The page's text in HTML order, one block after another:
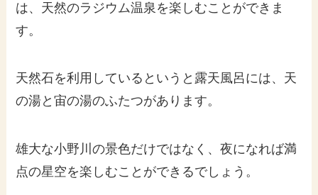
は、天然のラジウム温泉を楽しむことができま
す。
天然石を利用しているというと露天風呂には、天
の湯と宙の湯のふたつがあります。
雄大な小野川の景色だけではなく、夜になれば満
点の星空を楽しむことができるでしょう。